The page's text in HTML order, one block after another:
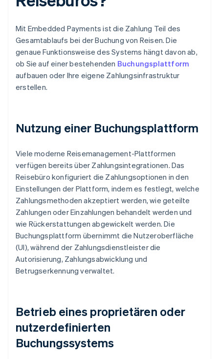
Mit Embedded Payments ist die Zahlung Teil des
Gesamtablaufs bei der Buchung von Reisen. Die
genaue Funktionsweise des Systems hängt davon ab,
ob Sie auf einer bestehenden Buchungsplattform
aufbauen oder Ihre eigene Zahlungsinfrastruktur
erstellen.
Nutzung einer Buchungsplattform
Viele moderne Reisemanagement-Plattformen
verfügen bereits über Zahlungsintegrationen. Das
Reisebüro konfiguriert die Zahlungsoptionen in den
Einstellungen der Plattform, indem es festlegt, welche
Zahlungsmethoden akzeptiert werden, wie geteilte
Zahlungen oder Einzahlungen behandelt werden und
wie Rückerstattungen abgewickelt werden. Die
Buchungsplattform übernimmt die Nutzeroberfläche
(UI), während der Zahlungsdienstleister die
Autorisierung, Zahlungsabwicklung und
Betrugserkennung verwaltet.
Betrieb eines proprietären oder
nutzerdefinierten
Buchungssystems